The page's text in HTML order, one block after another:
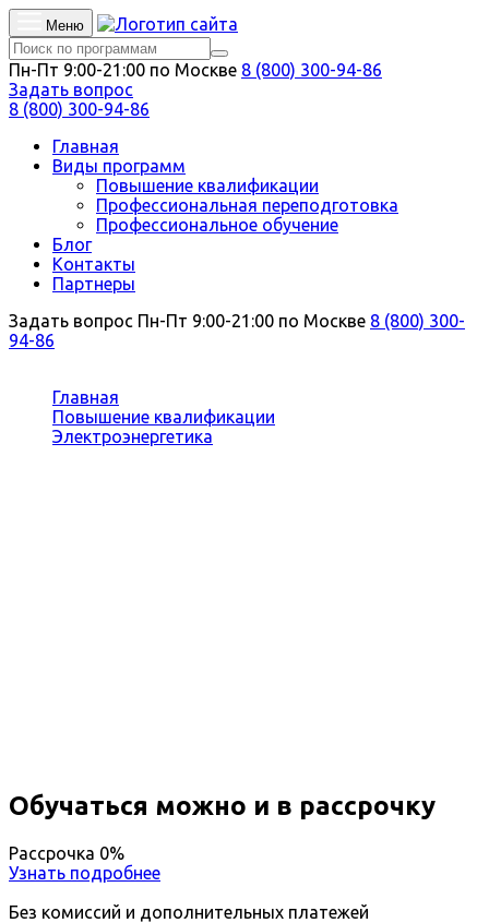
Меню
Пн-Пт 9:00-21:00 по Москве 8 (800) 300-94-86
Задать вопрос
8 (800) 300-94-86
Главная
Виды программ
Повышение квалификации
Профессиональная переподготовка
Профессиональное обучение
Блог
Контакты
Партнеры
Задать вопрос Пн-Пт 9:00-21:00 по Москве 8 (800) 300-
94-86
Главная
Повышение квалификации
Электроэнергетика
Обучаться можно и в рассрочку
Рассрочка 0%
Узнать подробнее
Без комиссий и дополнительных платежей